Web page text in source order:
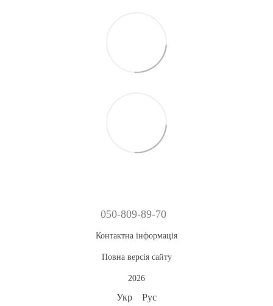
050-809-89-70
Контактна інформація
Повна версія сайту
2026
Укр Рус